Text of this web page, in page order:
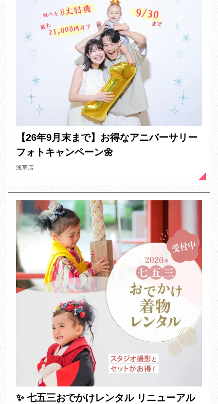
【26年9月末まで】お得なアニバーサリー
フォトキャンペーン🌼
浅草店
✨️ 七五三おでかけレンタル リニューアル